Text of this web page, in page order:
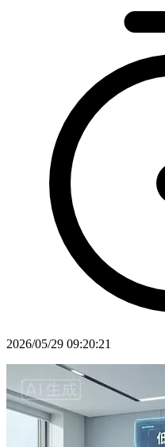
2026/05/29 09:20:21